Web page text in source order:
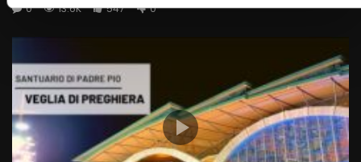
0
13.6K 547 0